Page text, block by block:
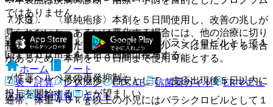
７．３． 〈単純疱疹〉本剤を５日間使用し、改善の兆しが
見られないか、あるいは悪化する場合には、他の治療に切り
替えること。ただし、初発型性器ヘルペスは重症化する場合
があるため、本剤を１０日間まで使用可能とする。
７．４． 〈帯状疱疹〉目安として、皮疹出現後５日以内に
投与を開始することが望ましい。
〈水痘〉
通常、体重４０ｋｇ以上の小児にはバラシクロビルとして１
回１０００ｍｇを１日３回経口投与する。
〈性器ヘルペスの再発抑制〉
通常、体重４０ｋｇ以上の小児にはバラシクロビルとして１
ではありません。
ホーム
ノート
表・計算
レジメン CTCAE 抗菌薬ガイド
ERマニュ
アル
薬剤情報 ポスト